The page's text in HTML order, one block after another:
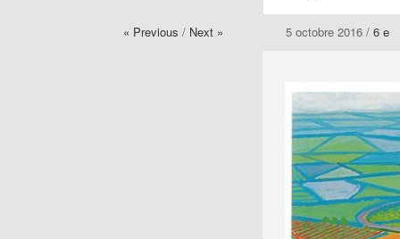
« Previous / Next » 5 octobre 2016 / 6 e